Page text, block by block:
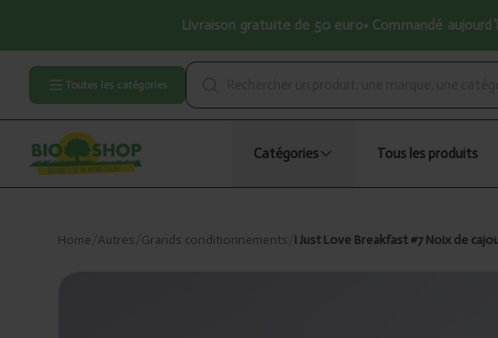
Livraison gratuite de 50 euro• Commandé
Toutes les catégories
Catégories Tous les produits
Home Autres Grands conditionnements I Just Love Breakfast #7 Noix de